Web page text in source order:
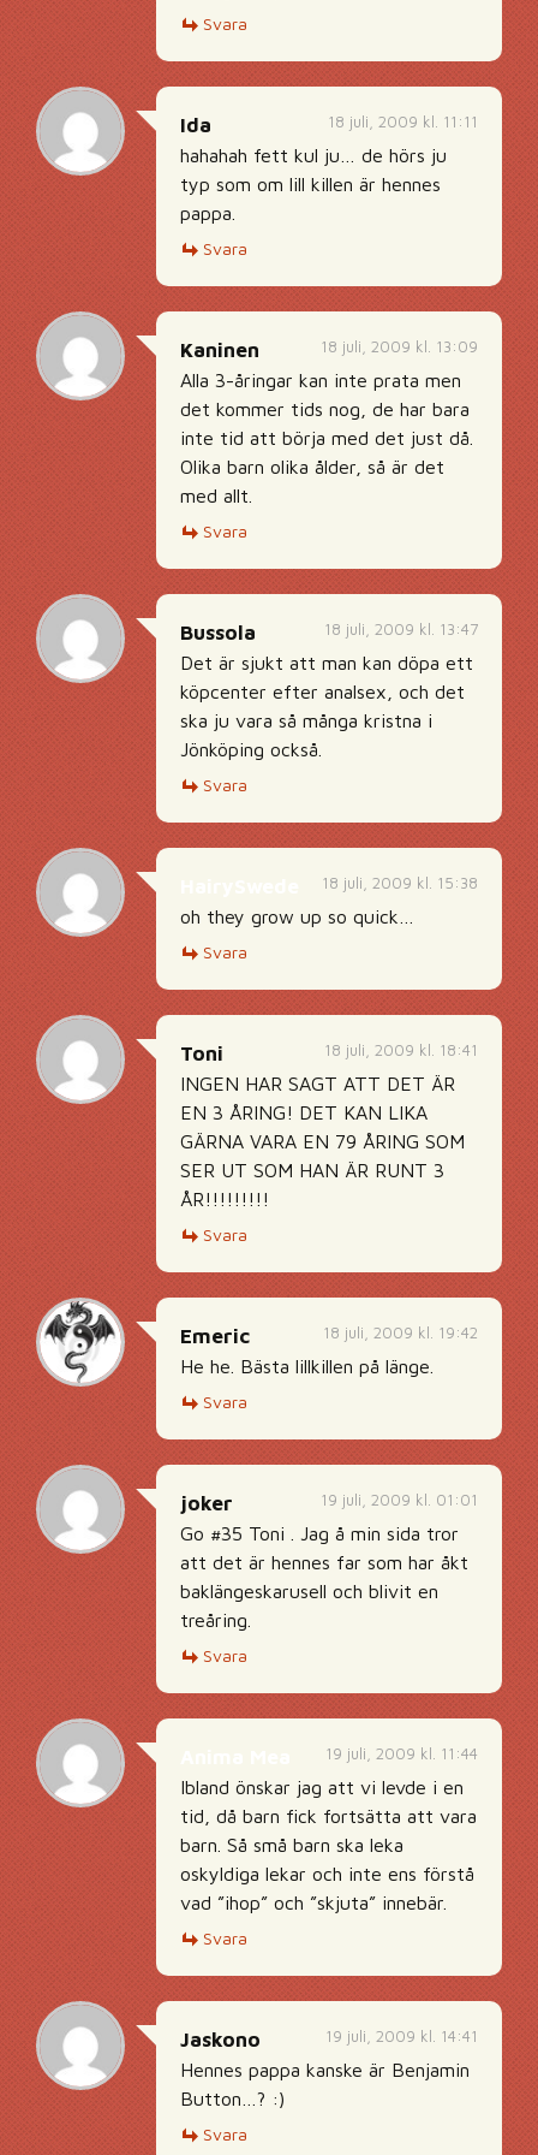
Svara
18 juli, 2009 kl. 11:11
Ida
hahahah fett kul ju… de hörs ju
typ som om lill killen är hennes
pappa.
Svara
18 juli, 2009 kl. 13:09
Kaninen
Alla 3-åringar kan inte prata men
det kommer tids nog, de har bara
inte tid att börja med det just då.
Olika barn olika ålder, så är det
med allt.
Svara
18 juli, 2009 kl. 13:47
Bussola
Det är sjukt att man kan döpa ett
köpcenter efter analsex, och det
ska ju vara så många kristna i
Jönköping också.
Svara
18 juli, 2009 kl. 15:38
oh they grow up so quick…
Svara
18 juli, 2009 kl. 18:41
Toni
INGEN HAR SAGT ATT DET ÄR
EN 3 ÅRING! DET KAN LIKA
GÄRNA VARA EN 79 ÅRING SOM
SER UT SOM HAN ÄR RUNT 3
ÅR!!!!!!!!!
Svara
18 juli, 2009 kl. 19:42
Emeric
He he. Bästa lillkillen på länge.
Svara
19 juli, 2009 kl. 01:01
joker
Go #35 Toni . Jag å min sida tror
att det är hennes far som har åkt
baklängeskarusell och blivit en
treåring.
Svara
19 juli, 2009 kl. 11:44
Ibland önskar jag att vi levde i en
tid, då barn fick fortsätta att vara
barn. Så små barn ska leka
oskyldiga lekar och inte ens förstå
vad ”ihop” och ”skjuta” innebär.
Svara
19 juli, 2009 kl. 14:41
Jaskono
Hennes pappa kanske är Benjamin
Button…? :)
Svara